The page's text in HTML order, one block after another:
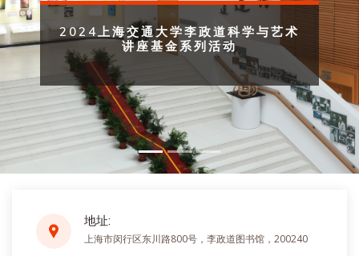
2024上海交通大学李政道科学与艺术
讲座基金系列活动
地址:
上海市闵行区东川路800号，李政道图书馆，200240